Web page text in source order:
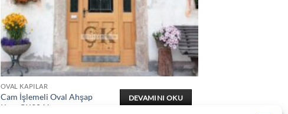
OVAL KAPILAR
Cam İşlemeli Oval Ahşap
Kapı ÇK2041
DEVAMINI OKU